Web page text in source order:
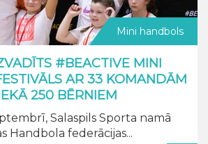
Mini handbols
#BEACTIVE MINI
AR 33 KOMANDĀM
250 BĒRNIEM
Salaspils Sporta namā
Handbola federācijas...